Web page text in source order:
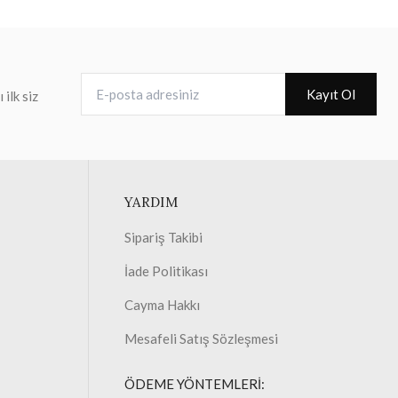
ilk siz
Kayıt Ol
YARDIM
Sipariş Takibi
İade Politikası
Cayma Hakkı
Mesafeli Satış Sözleşmesi
ÖDEME YÖNTEMLERİ: